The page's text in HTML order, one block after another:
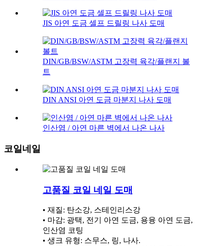
JIS 아연 도금 셀프 드릴링 나사 도매
DIN/GB/BSW/ASTM 고장력 육각/플랜지 볼
트
DIN ANSI 아연 도금 마분지 나사 도매
인산염 / 아연 마른 벽에서 나온 나사
코일네일
고품질 코일 네일 도매
• 재질: 탄소강, 스테인리스강
• 마감: 광택, 전기 아연 도금, 용융 아연 도금,
인산염 코팅
• 생크 유형: 스무스, 링, 나사.